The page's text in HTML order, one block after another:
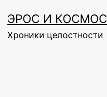
to
content
ЭРОС И КОСМОС
Хроники целостности